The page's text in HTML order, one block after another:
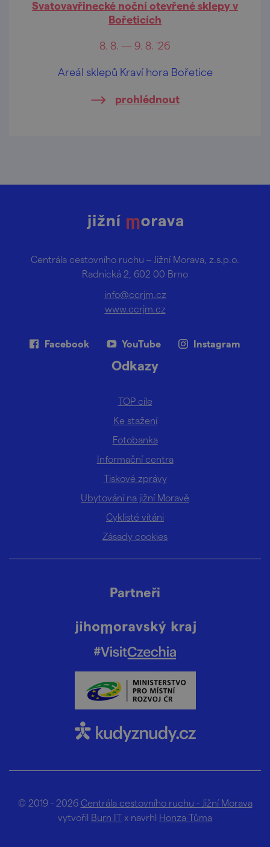
Svatovavřinecké noční otevřené sklepy v
Bořeticích
8. 8. — 9. 8. '26
Areál sklepů Kraví hora Bořetice
prohlédnout
Centrála cestovního ruchu – Jižní Morava, z.s.p.o.
Radnická 2, 602 00 Brno
info@ccrjm.cz
www.ccrjm.cz
Facebook YouTube Instagram
Odkazy
TOP cíle
Ke stažení
Fotobanka
Informační centra
Tiskové zprávy
Ubytování na jižní Moravě
Cyklisté vítáni
Zásady cookies
Partneři
© 2019 - 2026 Centrála cestovního ruchu - Jižní Morava
vytvořil Burn IT x navrhl Honza Tůma